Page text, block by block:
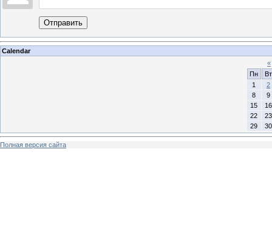
Отправить
Calendar
«
Пн
Вт
1
2
8
9
15
16
22
23
29
30
Полная версия сайта